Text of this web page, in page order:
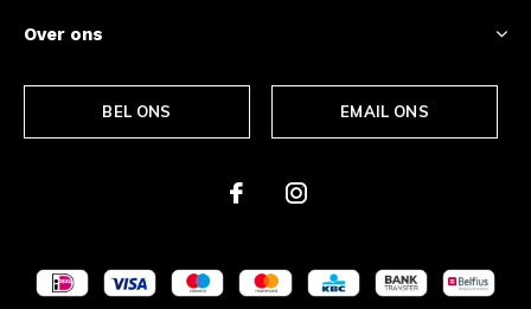
Over ons
BEL ONS EMAIL ONS